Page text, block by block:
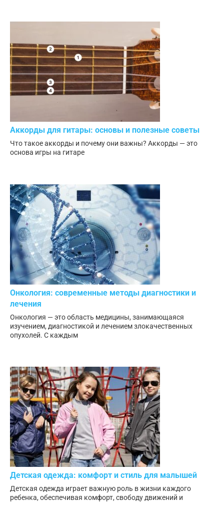
Аккорды для гитары: основы и полезные советы
Что такое аккорды и почему они важны? Аккорды — это
основа игры на гитаре
Онкология: современные методы диагностики и
лечения
Онкология — это область медицины, занимающаяся
изучением, диагностикой и лечением злокачественных
опухолей. С каждым
Детская одежда: комфорт и стиль для малышей
Детская одежда играет важную роль в жизни каждого
ребенка, обеспечивая комфорт, свободу движений и